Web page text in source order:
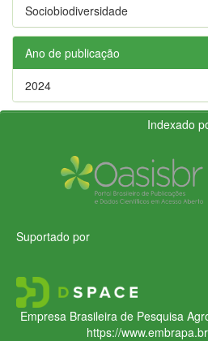
Sociobiodiversidade
Ano de publicação
2024
Indexado
Suportado por
Empresa Brasileira de Pesquisa
https://